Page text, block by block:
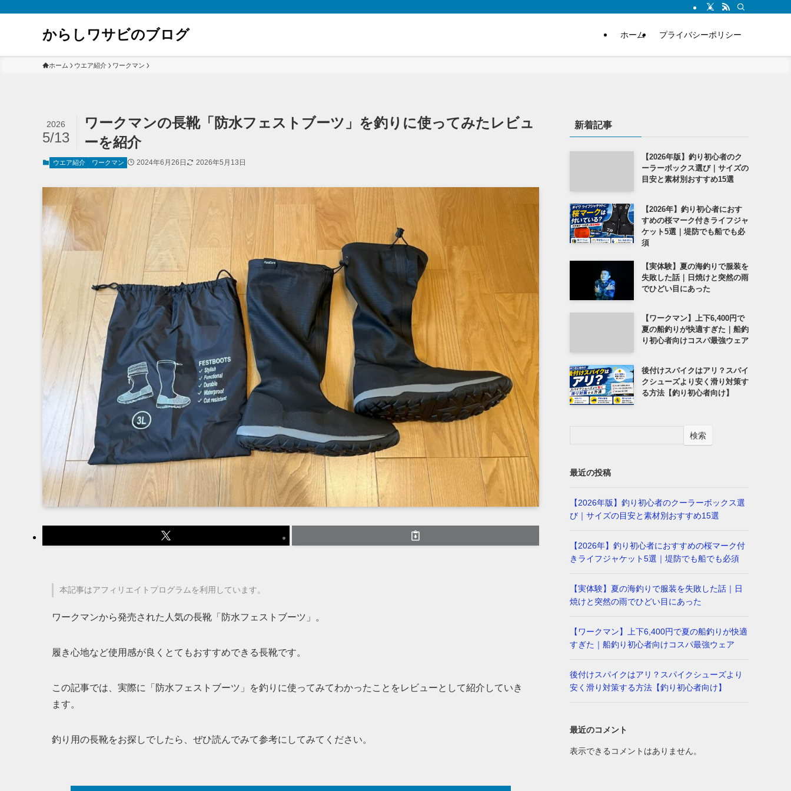
からしワサビのブログ ホーム プライバシーポリシー
ホーム ウエア紹介 ワークマン
ワークマンの長靴「防水フェストブーツ」を釣りに使ってみたレビュ
ーを紹介
2026
5/13
ウエア紹介 ワークマン 2024年6月26日 2026年5月13日
本記事はアフィリエイトプログラムを利用しています。
ワークマンから発売された人気の長靴「防水フェストブーツ」。
履き心地など使用感が良くとてもおすすめできる長靴です。
この記事では、実際に「防水フェストブーツ」を釣りに使ってみてわかったことをレビューとして紹介していき
ます。
釣り用の長靴をお探しでしたら、ぜひ読んでみて参考にしてみてください。
新着記事
【2026年版】釣り初心者のク
ーラーボックス選び｜サイズの
目安と素材別おすすめ15選
【2026年】釣り初心者におす
すめの桜マーク付きライフジャ
ケット5選｜堤防でも船でも必
須
【実体験】夏の海釣りで服装を
失敗した話｜日焼けと突然の雨
でひどい目にあった
【ワークマン】上下6,400円で
夏の船釣りが快適すぎた｜船釣
り初心者向けコスパ最強ウェア
後付けスパイクはアリ？スパイ
クシューズより安く滑り対策す
る方法【釣り初心者向け】
検索
最近の投稿
【2026年版】釣り初心者のクーラーボックス選
び｜サイズの目安と素材別おすすめ15選
【2026年】釣り初心者におすすめの桜マーク付
きライフジャケット5選｜堤防でも船でも必須
【実体験】夏の海釣りで服装を失敗した話｜日
焼けと突然の雨でひどい目にあった
【ワークマン】上下6,400円で夏の船釣りが快適
すぎた｜船釣り初心者向けコスパ最強ウェア
後付けスパイクはアリ？スパイクシューズより
安く滑り対策する方法【釣り初心者向け】
最近のコメント
表示できるコメントはありません。